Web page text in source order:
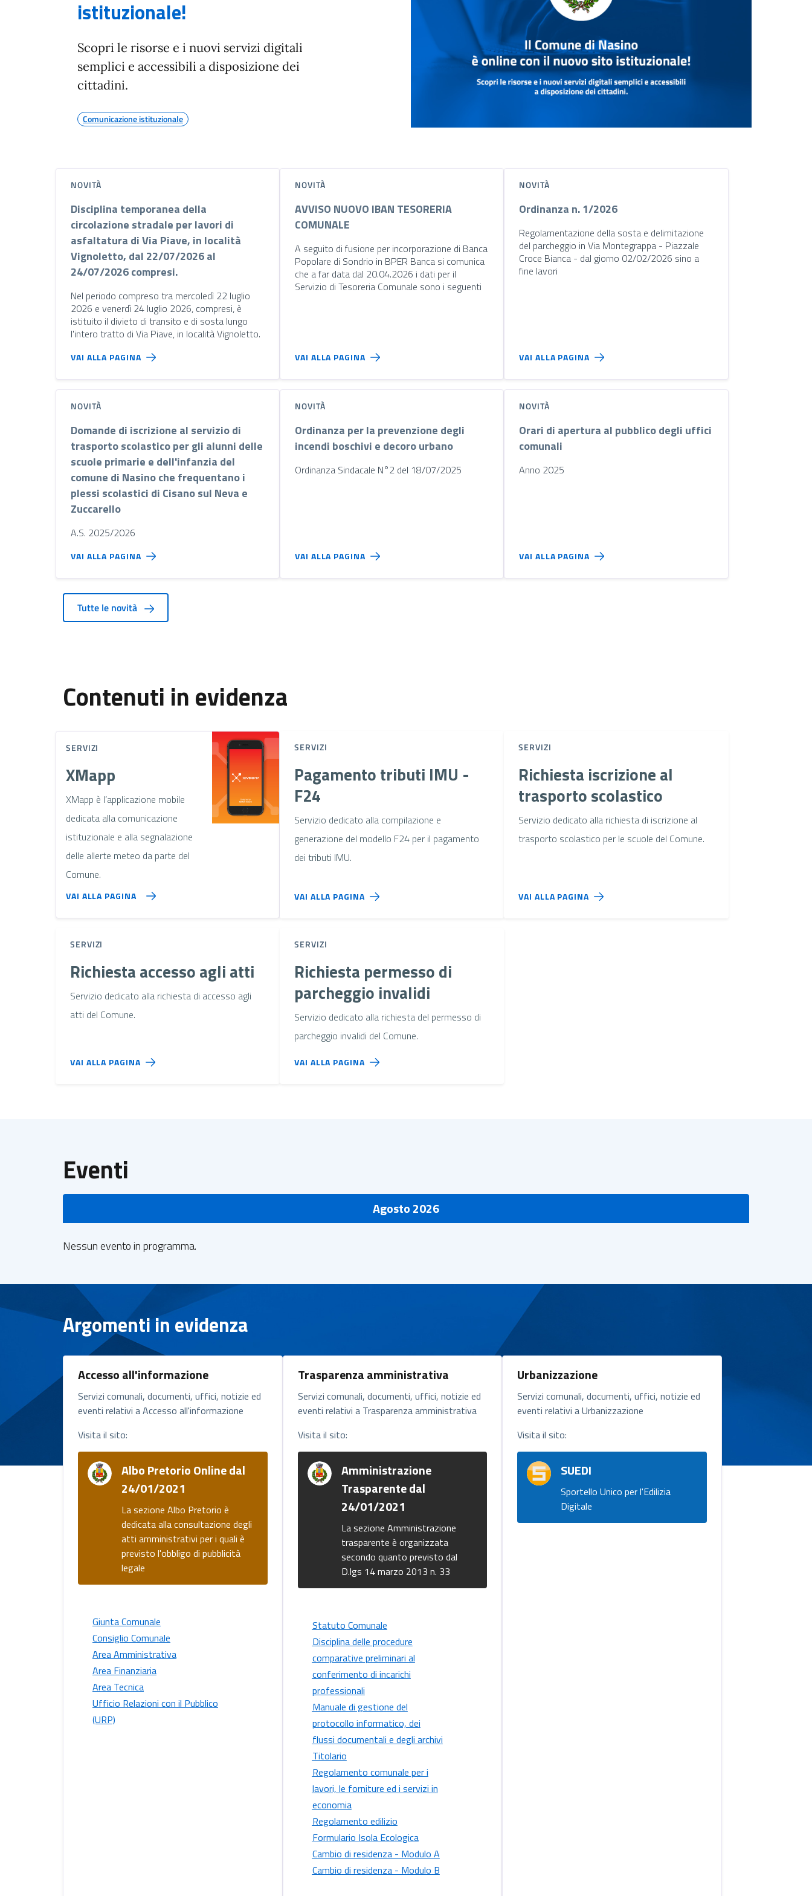
istituzionale!
Scopri le risorse e i nuovi servizi digitali
semplici e accessibili a disposizione dei
cittadini.
Comunicazione istituzionale
NOVITÀ
Disciplina temporanea della
circolazione stradale per lavori di
asfaltatura di Via Piave, in località
Vignoletto, dal 22/07/2026 al
24/07/2026 compresi.
Nel periodo compreso tra mercoledì 22 luglio
2026 e venerdì 24 luglio 2026, compresi, è
istituito il divieto di transito e di sosta lungo
l'intero tratto di Via Piave, in località Vignoletto.
VAI ALLA PAGINA
NOVITÀ
AVVISO NUOVO IBAN TESORERIA
COMUNALE
A seguito di fusione per incorporazione di Banca
Popolare di Sondrio in BPER Banca si comunica
che a far data dal 20.04.2026 i dati per il
Servizio di Tesoreria Comunale sono i seguenti
VAI ALLA PAGINA
NOVITÀ
Ordinanza n. 1/2026
Regolamentazione della sosta e delimitazione
del parcheggio in Via Montegrappa - Piazzale
Croce Bianca - dal giorno 02/02/2026 sino a
fine lavori
VAI ALLA PAGINA
NOVITÀ
Domande di iscrizione al servizio di
trasporto scolastico per gli alunni delle
scuole primarie e dell'infanzia del
comune di Nasino che frequentano i
plessi scolastici di Cisano sul Neva e
Zuccarello
A.S. 2025/2026
VAI ALLA PAGINA
NOVITÀ
Ordinanza per la prevenzione degli
incendi boschivi e decoro urbano
Ordinanza Sindacale N°2 del 18/07/2025
VAI ALLA PAGINA
NOVITÀ
Orari di apertura al pubblico degli uffici
comunali
Anno 2025
VAI ALLA PAGINA
Tutte le novità
Contenuti in evidenza
SERVIZI
XMapp
XMapp è l’applicazione mobile
dedicata alla comunicazione
istituzionale e alla segnalazione
delle allerte meteo da parte del
Comune.
VAI ALLA PAGINA
SERVIZI
Pagamento tributi IMU -
F24
Servizio dedicato alla compilazione e
generazione del modello F24 per il pagamento
dei tributi IMU.
VAI ALLA PAGINA
SERVIZI
Richiesta iscrizione al
trasporto scolastico
Servizio dedicato alla richiesta di iscrizione al
trasporto scolastico per le scuole del Comune.
VAI ALLA PAGINA
SERVIZI
Richiesta accesso agli atti
Servizio dedicato alla richiesta di accesso agli
atti del Comune.
VAI ALLA PAGINA
SERVIZI
Richiesta permesso di
parcheggio invalidi
Servizio dedicato alla richiesta del permesso di
parcheggio invalidi del Comune.
VAI ALLA PAGINA
Eventi
Agosto 2026
Nessun evento in programma.
Argomenti in evidenza
Accesso all'informazione
Servizi comunali, documenti, uffici, notizie ed
eventi relativi a Accesso all'informazione
Visita il sito:
Albo Pretorio Online dal
24/01/2021
La sezione Albo Pretorio è
dedicata alla consultazione degli
atti amministrativi per i quali è
previsto l'obbligo di pubblicità
legale
Giunta Comunale
Consiglio Comunale
Area Amministrativa
Area Finanziaria
Area Tecnica
Ufficio Relazioni con il Pubblico
(URP)
Trasparenza amministrativa
Servizi comunali, documenti, uffici, notizie ed
eventi relativi a Trasparenza amministrativa
Visita il sito:
Amministrazione
Trasparente dal
24/01/2021
La sezione Amministrazione
trasparente è organizzata
secondo quanto previsto dal
D.lgs 14 marzo 2013 n. 33
Statuto Comunale
Disciplina delle procedure
comparative preliminari al
conferimento di incarichi
professionali
Manuale di gestione del
protocollo informatico, dei
flussi documentali e degli archivi
Titolario
Regolamento comunale per i
lavori, le forniture ed i servizi in
economia
Regolamento edilizio
Formulario Isola Ecologica
Cambio di residenza - Modulo A
Cambio di residenza - Modulo B
Urbanizzazione
Servizi comunali, documenti, uffici, notizie ed
eventi relativi a Urbanizzazione
Visita il sito:
SUEDI
Sportello Unico per l'Edilizia
Digitale